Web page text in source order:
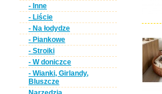
- Inne
- Liście
- Na łodydze
- Piankowe
- Stroiki
- W doniczce
- Wianki, Girlandy,
Bluszcze